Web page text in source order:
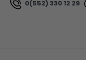
0(552) 330 12 29